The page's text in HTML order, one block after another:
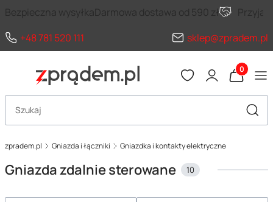
Bezpieczna wysyłkaDarmowa dostawa od 590 zł
+48 781 520 111
sklep@zpradem.pl
Produkty
Otwórz wyszukiwarkę
zpradem.pl Gniazda i łączniki Gniazdka i kontakty elektryczne
Gniazda zdalnie sterowane 10